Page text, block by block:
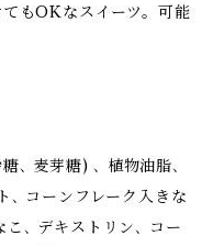
もOKなスイーツ。可能
､ 麦芽糖) ､ 植物油脂､
､ コーンフレーク入きな
こ､ デキストリン､ コー